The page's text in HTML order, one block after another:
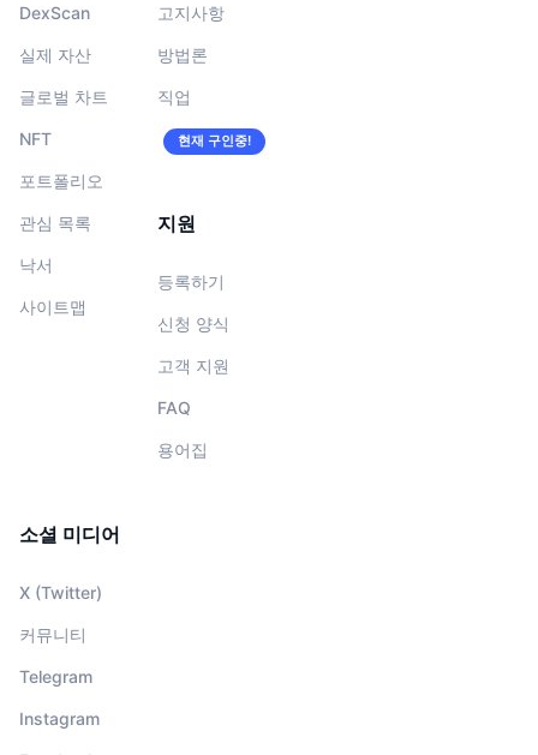
DexScan
실제 자산
글로벌 차트
NFT
포트폴리오
관심 목록
낙서
사이트맵
고지사항
방법론
직업
현재 구인중!
지원
등록하기
신청 양식
고객 지원
FAQ
용어집
소셜 미디어
X (Twitter)
커뮤니티
Telegram
Instagram